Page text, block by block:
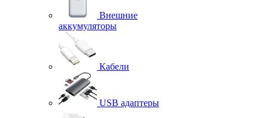
Внешние
аккумуляторы
Кабели
USB адаптеры